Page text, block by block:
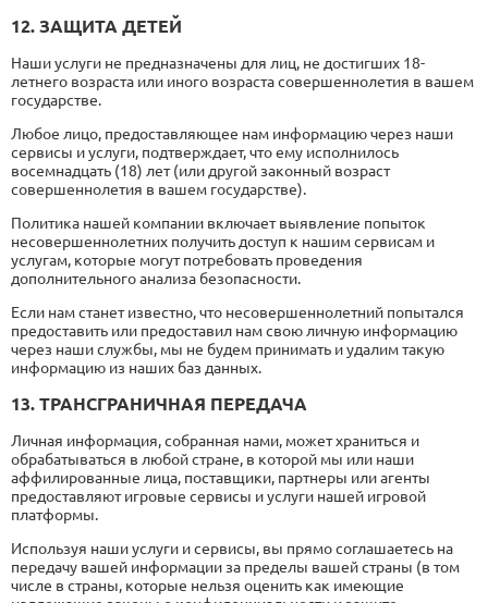
12. ЗАЩИТА ДЕТЕЙ
Наши услуги не предназначены для лиц, не достигших 18-
летнего возраста или иного возраста совершеннолетия в вашем
государстве.
Любое лицо, предоставляющее нам информацию через наши
сервисы и услуги, подтверждает, что ему исполнилось
восемнадцать (18) лет (или другой законный возраст
совершеннолетия в вашем государстве).
Политика нашей компании включает выявление попыток
несовершеннолетних получить доступ к нашим сервисам и
услугам, которые могут потребовать проведения
дополнительного анализа безопасности.
Если нам станет известно, что несовершеннолетний попытался
предоставить или предоставил нам свою личную информацию
через наши службы, мы не будем принимать и удалим такую
информацию из наших баз данных.
13. ТРАНСГРАНИЧНАЯ ПЕРЕДАЧА
Личная информация, собранная нами, может храниться и
обрабатываться в любой стране, в которой мы или наши
аффилированные лица, поставщики, партнеры или агенты
предоставляют игровые сервисы и услуги нашей игровой
платформы.
Используя наши услуги и сервисы, вы прямо соглашаетесь на
передачу вашей информации за пределы вашей страны (в том
числе в страны, которые нельзя оценить как имеющие